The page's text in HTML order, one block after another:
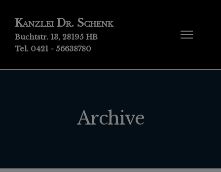
Kanzlei Dr. Schenk
Buchtstr. 13, 28195 HB
Tel. 0421 - 56638780
Archive